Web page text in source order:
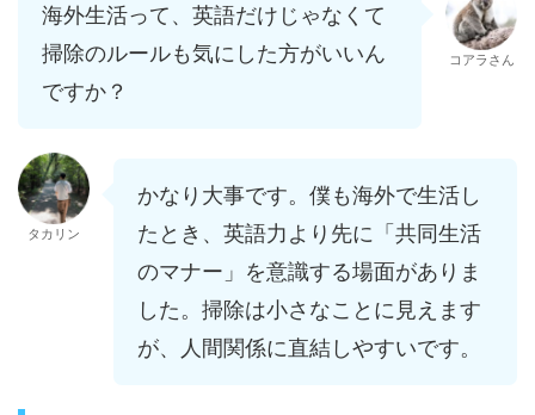
海外生活って、英語だけじゃなくて
掃除のルールも気にした方がいいん
ですか？
コアラさん
タカリン
かなり大事です。僕も海外で生活し
たとき、英語力より先に「共同生活
のマナー」を意識する場面がありま
した。掃除は小さなことに見えます
が、人間関係に直結しやすいです。